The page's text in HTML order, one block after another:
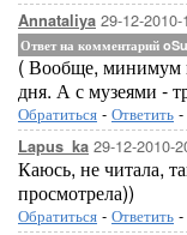
Annataliya 29-12-
Ответ на комментарий
( Вообще, минимум
дня. А с музеями -
Обратиться - Ответить -
Lapus_ka 29-12-2010-
Каюсь, не читала,
просмотрела))
Обратиться - Ответить -